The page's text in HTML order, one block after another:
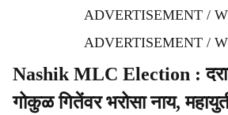
ADVERTISEMENT /
ADVERTISEMENT /
Nashik MLC Election :
गोकुळ गितेंवर भरोसा नाय,